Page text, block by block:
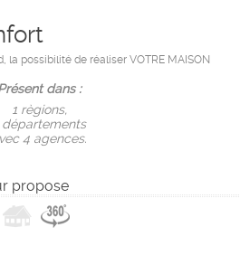
la possibilité de réaliser VOTRE MAISON
dans :
1 règions,
départements
4 agences.
propose